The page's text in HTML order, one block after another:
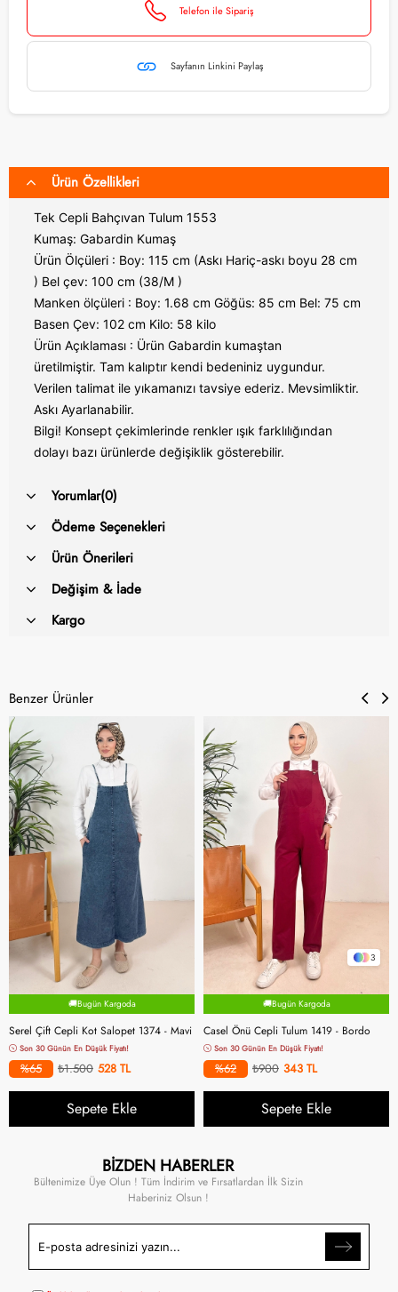
Telefon ile Sipariş
Sayfanın Linkini Paylaş
Ürün Özellikleri
Tek Cepli Bahçıvan Tulum 1553
Kumaş: Gabardin Kumaş
Ürün Ölçüleri : Boy: 115 cm (Askı Hariç-askı boyu 28 cm
) Bel çev: 100 cm (38/M )
Manken ölçüleri : Boy: 1.68 cm Göğüs: 85 cm Bel: 75 cm
Basen Çev: 102 cm Kilo: 58 kilo
Ürün Açıklaması : Ürün Gabardin kumaştan
üretilmiştir. Tam kalıptır kendi bedeniniz uygundur.
Verilen talimat ile yıkamanızı tavsiye ederiz. Mevsimliktir.
Askı Ayarlanabilir.
Bilgi! Konsept çekimlerinde renkler ışık farklılığından
dolayı bazı ürünlerde değişiklik gösterebilir.
Yorumlar(0)
Ödeme Seçenekleri
Ürün Önerileri
Değişim & İade
Kargo
Benzer Ürünler
🚚Bugün Kargoda
Serel Çift Cepli Kot Salopet 1374 - Mavi
Son 30 Günün En Düşük Fiyatı!
528
₺1.500
%65
Sepete Ekle
3
🚚Bugün Kargoda
Casel Önü Cepli Tulum 1419 - Bordo
Son 30 Günün En Düşük Fiyatı!
343
₺900
%62
Sepete Ekle
BİZDEN HABERLER
Bültenimize Üye Olun ! Tüm İndirim ve Fırsatlardan İlk Sizin
Haberiniz Olsun !